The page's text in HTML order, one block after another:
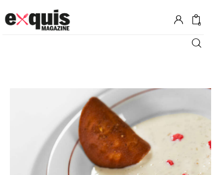
0
Gastronomie
Recettes
Shopping
Évènements